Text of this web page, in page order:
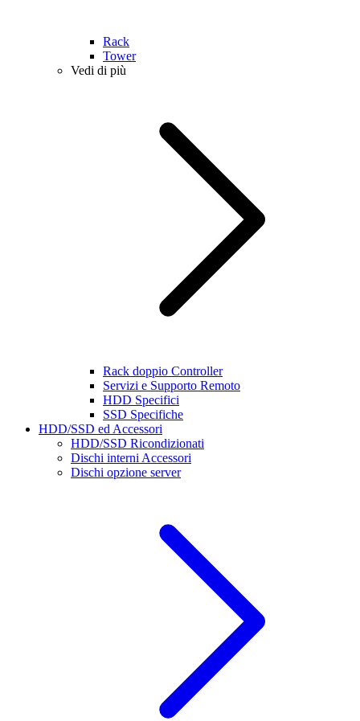
Rack
Tower
Vedi di più
Rack doppio Controller
Servizi e Supporto Remoto
HDD Specifici
SSD Specifiche
HDD/SSD ed Accessori
HDD/SSD Ricondizionati
Dischi interni Accessori
Dischi opzione server